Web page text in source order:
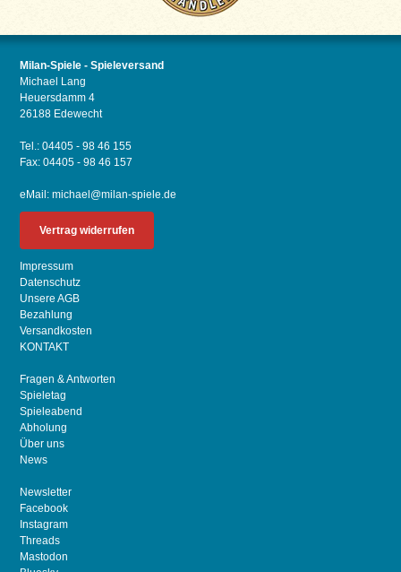
Milan-Spiele - Spieleversand
Michael Lang
Heuersdamm 4
26188 Edewecht
Tel.: 04405 - 98 46 155
Fax: 04405 - 98 46 157
eMail:michael@milan-spiele.de
Vertrag widerrufen
Impressum
Datenschutz
Unsere AGB
Bezahlung
Versandkosten
KONTAKT
Fragen & Antworten
Spieletag
Spieleabend
Abholung
Über uns
News
Newsletter
Facebook
Instagram
Threads
Mastodon